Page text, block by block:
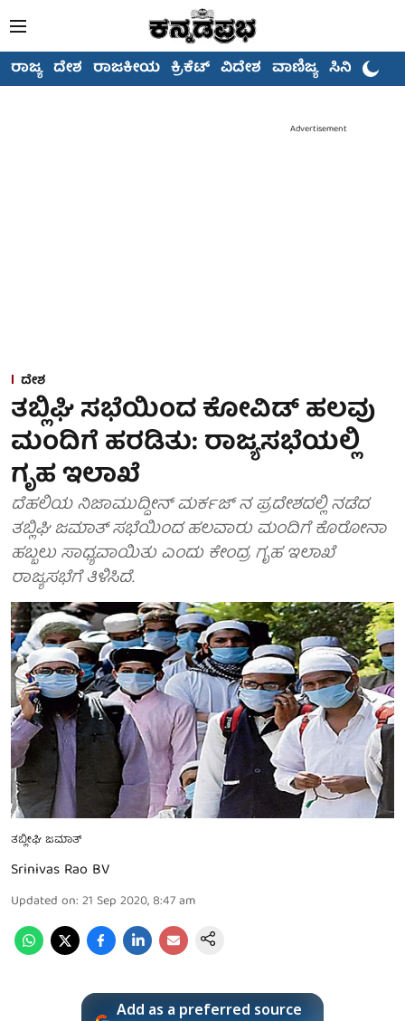
ರಾಜ್ಯ ದೇಶ ರಾಜಕೀಯ ಕ್ರಿಕೆಟ್ ವಿದೇಶ ವಾಣಿಜ್ಯ ಸಿನಿಮಾ
Advertisement
ದೇಶ
ತಬ್ಲಿಘಿ ಸಭೆಯಿಂದ ಕೋವಿಡ್ ಹಲವು
ಮಂದಿಗೆ ಹರಡಿತು: ರಾಜ್ಯಸಭೆಯಲ್ಲಿ
ಗೃಹ ಇಲಾಖೆ
ದೆಹಲಿಯ ನಿಜಾಮುದ್ದೀನ್ ಮರ್ಕಜ್ ನ ಪ್ರದೇಶದಲ್ಲಿ ನಡೆದ
ತಬ್ಲಿಘಿ ಜಮಾತ್ ಸಭೆಯಿಂದ ಹಲವಾರು ಮಂದಿಗೆ ಕೊರೋನಾ
ಹಬ್ಬಲು ಸಾಧ್ಯವಾಯಿತು ಎಂದು ಕೇಂದ್ರ ಗೃಹ ಇಲಾಖೆ
ರಾಜ್ಯಸಭೆಗೆ ತಿಳಿಸಿದೆ.
ತಬ್ಲೀಘಿ ಜಮಾತ್
Srinivas Rao BV
Updated on: 21 Sep 2020, 8:47 am
Add as a preferred source